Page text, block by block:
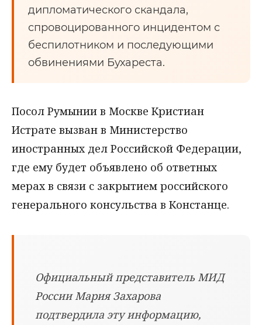
дипломатического скандала,
спровоцированного инцидентом с
беспилотником и последующими
обвинениями Бухареста.
Посол Румынии в Москве Кристиан
Истрате вызван в Министерство
иностранных дел Российской Федерации,
где ему будет объявлено об ответных
мерах в связи с закрытием российского
генерального консульства в Констанце.
Официальный представитель МИД
России Мария Захарова
подтвердила эту информацию,